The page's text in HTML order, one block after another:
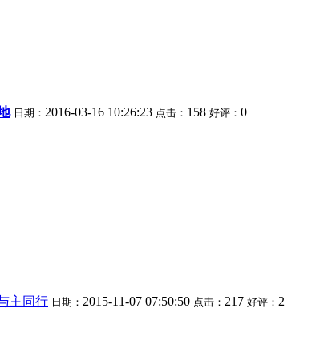
日期： 2016-03-16 10:26:23 点击： 158 好评： 0
主同行 日期： 2015-11-07 07:50:50 点击： 217 好评： 2